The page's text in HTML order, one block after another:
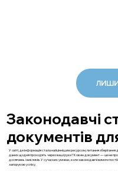
Законодавчі
документів
У світі, де інформація стала найціннішим ресурсом, питання
даних щодня проходять через ваші руки? Кожен документ — це не
досягнень і викликів. У сучасних умовах, коли законодавчі вимоги
запорукою успіху.